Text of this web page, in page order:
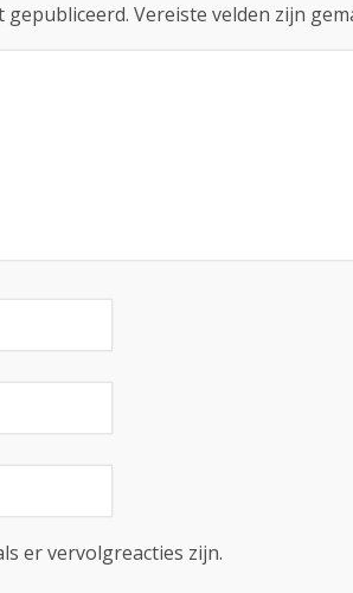
gepubliceerd. Vereiste velden zijn
er vervolgreacties zijn.